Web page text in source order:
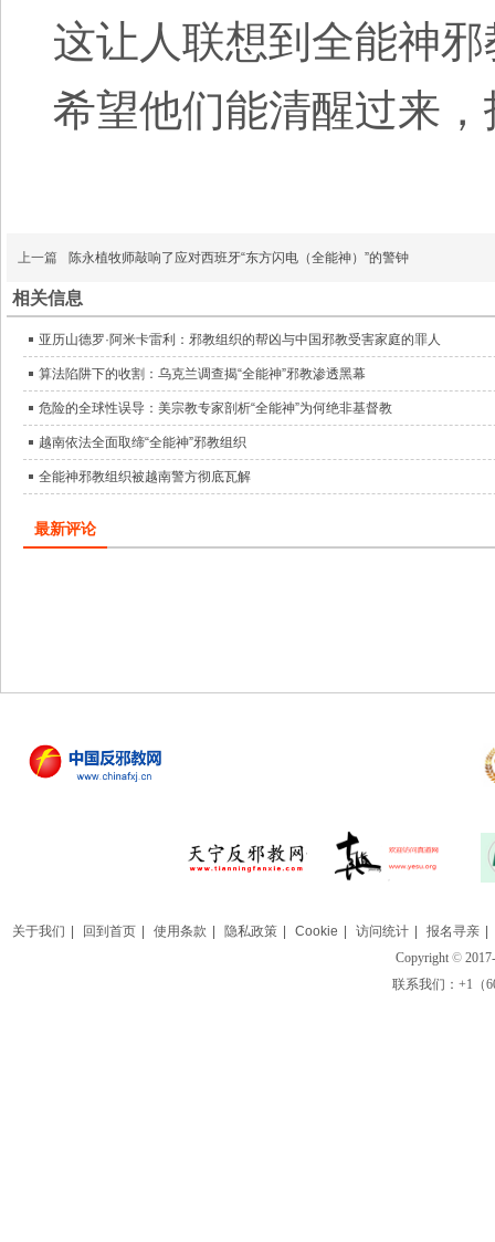
这让人联想到全能神
希望他们能清醒过来
上一篇 陈永植牧师敲响了应对西班牙“东方闪电（全能神）”的警钟
相关信息
亚历山德罗·阿米卡雷利：邪教组织的帮凶与中国邪教受害家庭的罪人
算法陷阱下的收割：乌克兰调查揭“全能神”邪教渗透黑幕
危险的全球性误导：美宗教专家剖析“全能神”为何绝非基督教
越南依法全面取缔“全能神”邪教组织
全能神邪教组织被越南警方彻底瓦解
最新评论
关于我们 回到首页 使用条款 隐私政策 Cookie 访问统计 报名寻亲
Copyright ©
联系我们：+1（